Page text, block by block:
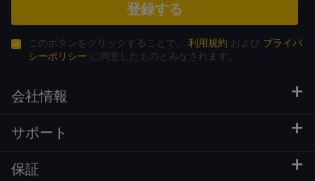
登録する
このボタンをクリックすることで、 利用規約 および プライバ
シーポリシー に同意したものとみなされます。
会社情報
サポート
保証